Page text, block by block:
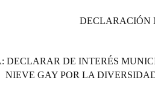
DECLARACIÓN
DECLARAR DE INTERÉS
NIEVE GAY POR LA